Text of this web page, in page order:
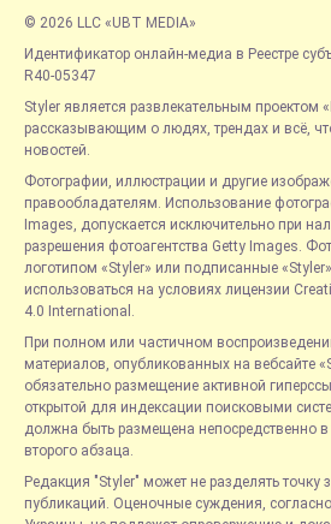
© 2026 LLC «UBT MEDIA»
Идентификатор онлайн-медиа в Реестре
R40-05347
Styler является развлекательным проектом
рассказывающим о людях, трендах и всё,
новостей.
Фотографии, иллюстрации и другие
правообладателям. Использование
Images, допускается исключительно при
разрешения фотоагентства Getty Images.
логотипом «Styler» или подписанные
использоваться на условиях лицензии
4.0 International.
При полном или частичном
материалов, опубликованных на вебсайте
обязательно размещение активной
открытой для индексации поисковыми
должна быть размещена непосредственно в
второго абзаца.
Редакция "Styler" может не разделять точку
публикаций. Оценочные суждения,